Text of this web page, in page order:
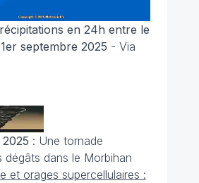
en 24h entre le
septembre 2025 - Via
: Une tornade
dégâts dans le Morbihan
et orages supercellulaires :